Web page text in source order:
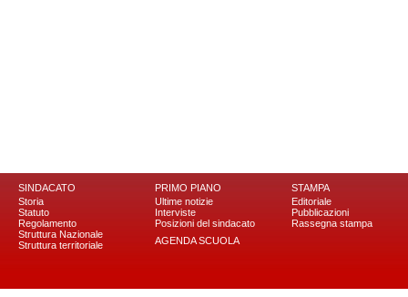
SINDACATO
Storia
Statuto
Regolamento
Struttura Nazionale
Struttura territoriale
PRIMO PIANO
Ultime notizie
Interviste
Posizioni del sindacato
AGENDA SCUOLA
STAMPA
Editoriale
Pubblicazioni
Rassegna stampa